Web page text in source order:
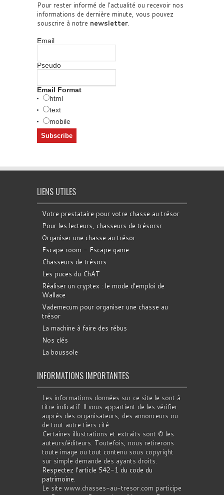
Pour rester informé de l'actualité ou recevoir nos
informations de dernière minute, vous pouvez
souscrire à notre newsletter.
Email
Pseudo
Email Format
html
text
mobile
LIENS UTILES
Votre prestataire pour votre chasse au trésor
Pour les lecteurs, chasseurs de trésorsr
Organiser une chasse au trésor
Escape room - Escape game
Chasseurs de trésors
Les puces du ChAT
Réaliser un cryptex : le mode d'emploi de
Wallace
Vademecum pour organiser une chasse au
trésor
La machine à faire des rébus
Nos clés
La boussole
INFORMATIONS IMPORTANTES
Les informations données sur ce site le sont à
titre indicatif. Il vous appartient de les vérifier
auprès des organisateurs, des annonceurs ou
de tout autre tiers cité.
Certaines illustrations et extraits sont © les
auteurs/éditeurs. Toutefois, nous retirerons
toute image ou tout contenu sous copyright
sur simple demande des ayants droits.
Respectez l'article 542-1 du code du
patrimoine.
Le site www.chasses-au-tresor.com participe